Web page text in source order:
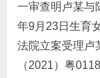
一审查明卢某与
年9月23日生育
法院立案受理卢
（2021）粤